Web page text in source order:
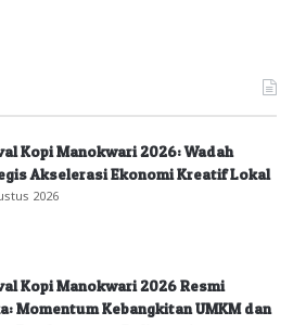
Kopi Manokwari 2026: Wadah
Akselerasi Ekonomi Kreatif Lokal
2026
Kopi Manokwari 2026 Resmi
Momentum Kebangkitan UMKM dan